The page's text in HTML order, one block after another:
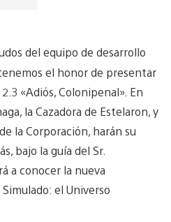
del equipo de desarrollo
el honor de presentar
«Adiós, Colonipenal». En
la Cazadora de Estelaron, y
la Corporación, harán su
bajo la guía del Sr.
a conocer la nueva
el Universo